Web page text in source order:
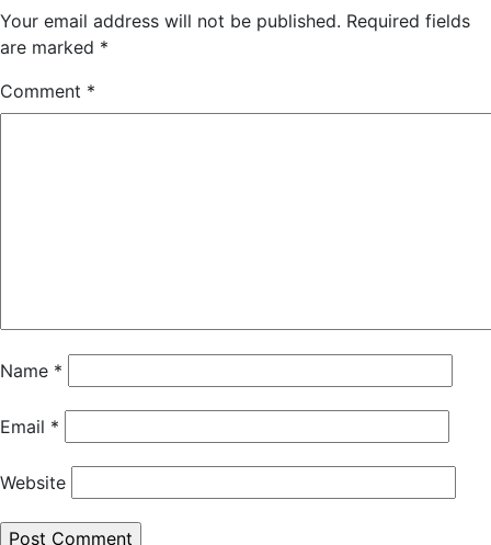
Your email address will not be published. Required fields
are marked *
Comment *
Name *
Email *
Website